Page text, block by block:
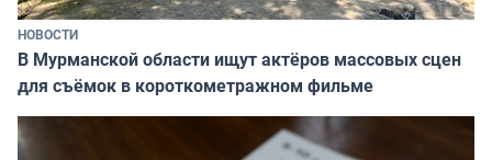
НОВОСТИ
В Мурманской области ищут актёров массовых сцен
для съёмок в короткометражном фильме